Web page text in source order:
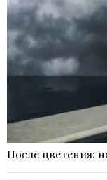
После цветения: